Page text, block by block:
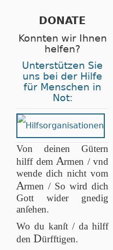
DONATE
Konnten wir Ihnen
helfen?
Unterstützen Sie
uns bei der Hilfe
für Menschen in
Not:
Von deinen Gütern
hilff demArmen / vnd
wende dich nicht vom
Armen / So wird dich
Gott wider gnedig
anſehen.
Wo du kanſt / da hilff
den Dürfftigen.